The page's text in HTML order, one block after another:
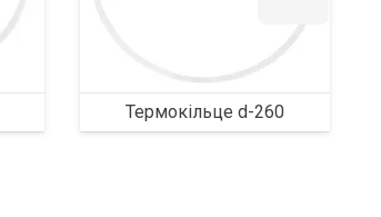
Термокільце d-260